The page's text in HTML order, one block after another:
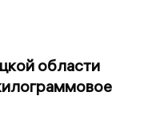
области